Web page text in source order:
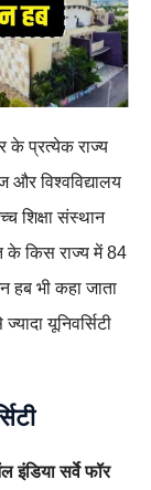
के प्रत्येक राज्य
विश्वविद्यालय
शिक्षा संस्थान
के किस राज्य में 84
भी कहा जाता
यूनिवर्सिटी
इंडिया सर्वे फॉर